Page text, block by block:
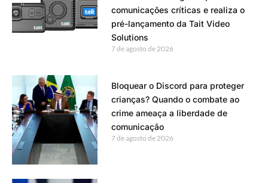
comunicações críticas e realiza o
pré-lançamento da Tait Video
Solutions
7 de agosto de 2026
Bloquear o Discord para proteger
crianças? Quando o combate ao
crime ameaça a liberdade de
comunicação
7 de agosto de 2026